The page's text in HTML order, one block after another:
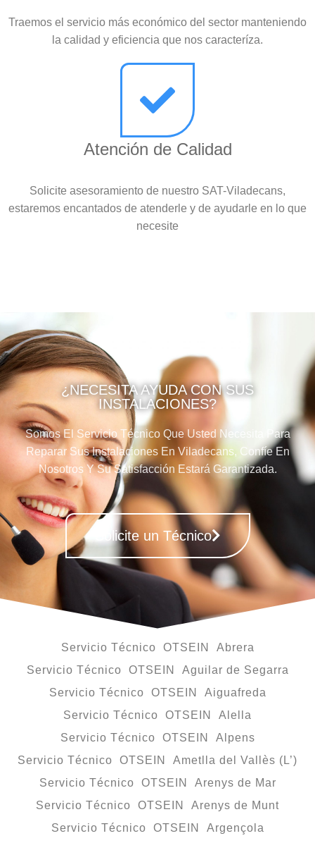
Traemos el servicio más económico del sector manteniendo
la calidad y eficiencia que nos caracteríza.
Atención de Calidad
Solicite asesoramiento de nuestro SAT-Viladecans,
estaremos encantados de atenderle y de ayudarle en lo que
necesite
¿NECESITA AYUDA CON SUS
INSTALACIONES?
Somos El Servicio Técnico Que Usted Necesita Para
Reparar Sus Instalaciones En Viladecans, Confíe En
Nosotros Y Su Satisfacción Estará Garantizada.
Solicite un Técnico
Servicio Técnico OTSEIN Abrera
Servicio Técnico OTSEIN Aguilar de Segarra
Servicio Técnico OTSEIN Aiguafreda
Servicio Técnico OTSEIN Alella
Servicio Técnico OTSEIN Alpens
Servicio Técnico OTSEIN Ametlla del Vallès (L’)
Servicio Técnico OTSEIN Arenys de Mar
Servicio Técnico OTSEIN Arenys de Munt
Servicio Técnico OTSEIN Argençola